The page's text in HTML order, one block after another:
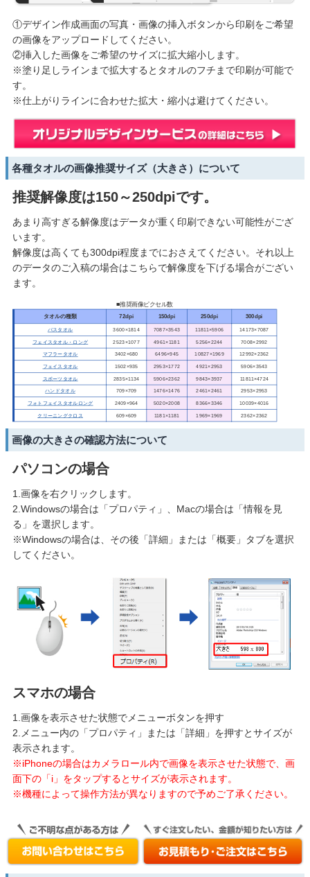
①デザイン作成画面の写真・画像の挿入ボタンから印刷をご希望
の画像をアップロードしてください。
②挿入した画像をご希望のサイズに拡大縮小します。
※塗り足しラインまで拡大するとタオルのフチまで印刷が可能で
す。
※仕上がりラインに合わせた拡大・縮小は避けてください。
各種タオルの画像推奨サイズ（大きさ）について
推奨解像度は150～250dpiです。
あまり高すぎる解像度はデータが重く印刷できない可能性がござ
います。
解像度は高くても300dpi程度までにおさえてください。それ以上
のデータのご入稿の場合はこちらで解像度を下げる場合がござい
ます。
■推奨画像ピクセル数
タオルの種類 72dpi 150dpi 250dpi 300dpi
バスタオル 3600×1814 7087×3543 11811×5906 14173×7087
フェイスタオル・ロング 2523×1077 4961×1181 5256×2244 7008×2992
マフラータオル 3402×680 6496×945 10827×1969 12992×2362
フェイスタオル 1502×935 2953×1772 4921×2953 5906×3543
スポーツタオル 2835×1134 5906×2362 9843×3937 11811×4724
ハンドタオル 709×709 1476×1476 2461×2461 2953×2953
フォトフェイスタオルロング 2409×964 5020×2008 8366×3346 10039×4016
クリーニングクロス 609×609 1181×1181 1969×1969 2362×2362
画像の大きさの確認方法について
パソコンの場合
1.画像を右クリックします。
2.Windowsの場合は「プロパティ」、Macの場合は「情報を見
る」を選択します。
※Windowsの場合は、その後「詳細」または「概要」タブを選択
してください。
スマホの場合
1.画像を表示させた状態でメニューボタンを押す
2.メニュー内の「プロパティ」または「詳細」を押すとサイズが
表示されます。
※iPhoneの場合はカメラロール内で画像を表示させた状態で、画
面下の「i」をタップするとサイズが表示されます。
※機種によって操作方法が異なりますので予めご了承ください。